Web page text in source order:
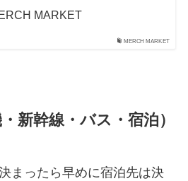
MERCH MARKET
MARKET
新幹線・バス・宿泊）
まったら早めに宿泊先は決